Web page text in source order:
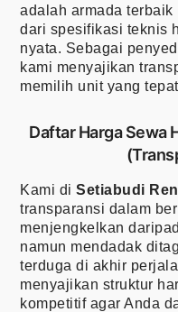
adalah armada terbaik
dari spesifikasi teknis
nyata. Sebagai
kami menyajikan
memilih unit yang
Daftar Harga Sewa
Kami di Setiabudi
transparansi dalam
menjengkelkan
namun mendadak
terduga di akhir
menyajikan struktur
kompetitif agar Anda